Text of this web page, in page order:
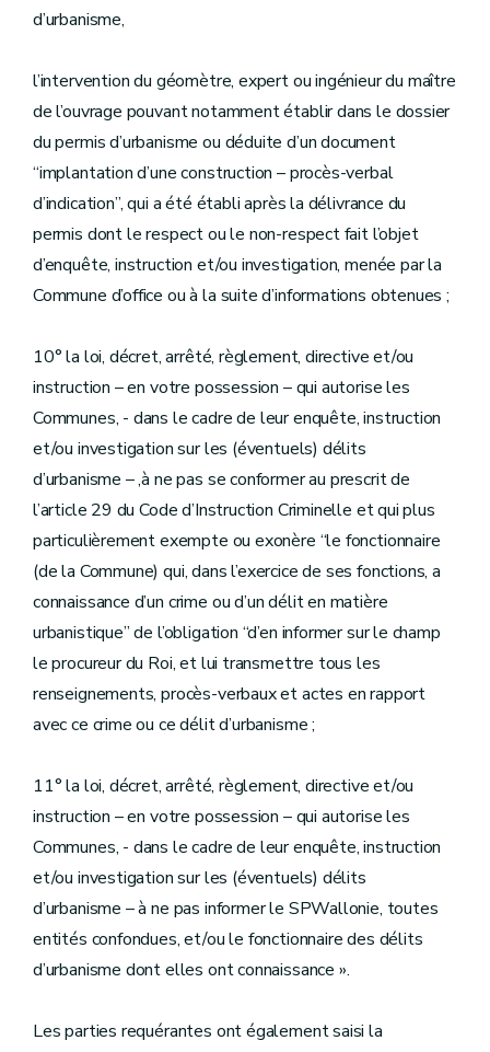
d’urbanisme,
l’intervention du géomètre, expert ou ingénieur du maître
de l’ouvrage pouvant notamment établir dans le dossier
du permis d’urbanisme ou déduite d’un document
“implantation d’une construction – procès-verbal
d’indication”, qui a été établi après la délivrance du
permis dont le respect ou le non-respect fait l’objet
d’enquête, instruction et/ou investigation, menée par la
Commune d’office ou à la suite d’informations obtenues ;
10° la loi, décret, arrêté, règlement, directive et/ou
instruction – en votre possession – qui autorise les
Communes, - dans le cadre de leur enquête, instruction
et/ou investigation sur les (éventuels) délits
d’urbanisme – ,à ne pas se conformer au prescrit de
l’article 29 du Code d’Instruction Criminelle et qui plus
particulièrement exempte ou exonère “le fonctionnaire
(de la Commune) qui, dans l’exercice de ses fonctions, a
connaissance d’un crime ou d’un délit en matière
urbanistique” de l’obligation “d’en informer sur le champ
le procureur du Roi, et lui transmettre tous les
renseignements, procès-verbaux et actes en rapport
avec ce crime ou ce délit d’urbanisme ;
11° la loi, décret, arrêté, règlement, directive et/ou
instruction – en votre possession – qui autorise les
Communes, - dans le cadre de leur enquête, instruction
et/ou investigation sur les (éventuels) délits
d’urbanisme – à ne pas informer le SPWallonie, toutes
entités confondues, et/ou le fonctionnaire des délits
d’urbanisme dont elles ont connaissance ».
Les parties requérantes ont également saisi la